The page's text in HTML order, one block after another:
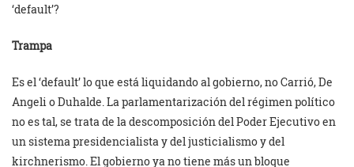
‘default’?
Trampa
Es el ‘default’ lo que está liquidando al gobierno, no Carrió, De
Angeli o Duhalde. La parlamentarización del régimen político
no es tal, se trata de la descomposición del Poder Ejecutivo en
un sistema presidencialista y del justicialismo y del
kirchnerismo. El gobierno ya no tiene más un bloque